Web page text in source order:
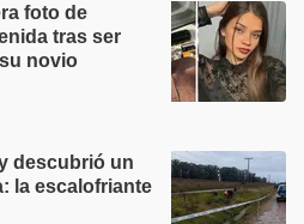
foto de
tras ser
novio
descubrió un
la escalofriante